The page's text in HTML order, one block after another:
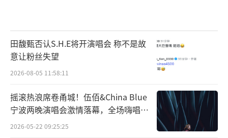
田馥甄否认S.H.E将开演唱会 称不是故
意让粉丝失望
2026-08-05 11:58:11
摇滚热浪席卷甬城！伍佰&China Blue
宁波两晚演唱会激情落幕，全场嗨唱氛
围炸裂
2026-05-22 09:25:25